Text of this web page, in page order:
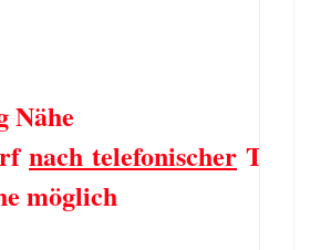
Nähe
nach telefonischer
möglich